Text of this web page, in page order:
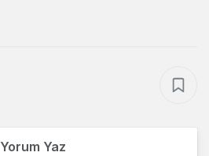
Yorum Yaz